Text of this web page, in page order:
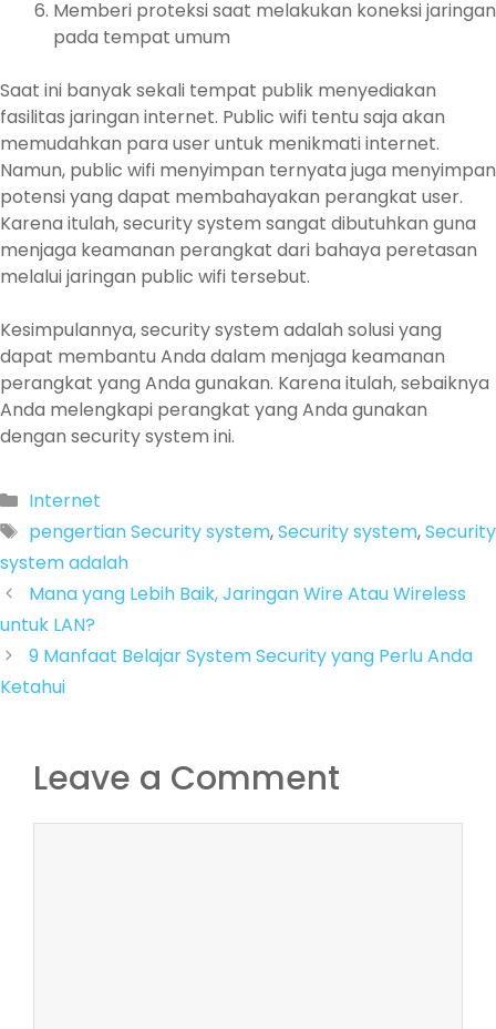
Memberi proteksi saat melakukan koneksi jaringan
pada tempat umum
Saat ini banyak sekali tempat publik menyediakan
fasilitas jaringan internet. Public wifi tentu saja akan
memudahkan para user untuk menikmati internet.
Namun, public wifi menyimpan ternyata juga menyimpan
potensi yang dapat membahayakan perangkat user.
Karena itulah, security system sangat dibutuhkan guna
menjaga keamanan perangkat dari bahaya peretasan
melalui jaringan public wifi tersebut.
Kesimpulannya, security system adalah solusi yang
dapat membantu Anda dalam menjaga keamanan
perangkat yang Anda gunakan. Karena itulah, sebaiknya
Anda melengkapi perangkat yang Anda gunakan
dengan security system ini.
Categories
Internet
Tags
pengertian Security system,Security system,Security
system adalah
Mana yang Lebih Baik, Jaringan Wire Atau Wireless
untuk LAN?
9 Manfaat Belajar System Security yang Perlu Anda
Ketahui
Leave a Comment